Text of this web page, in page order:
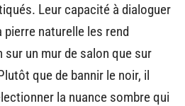
Leur capacité à dialoguer
pierre naturelle les rend
un mur de salon que sur
que de bannir le noir, il
la nuance sombre qui